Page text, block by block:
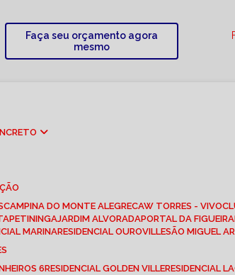
Faça seu orçamento agora
mesmo
CAMPINA DO MONTE ALEGRE CAW TORRES - VIVO
JARDIM ALVORADA PORTAL DA FIGUEIRA
MARINA RESIDENCIAL OUROVILLE SÃO MIGUEL
6 RESIDENCIAL GOLDEN VILLE RESIDENCIAL